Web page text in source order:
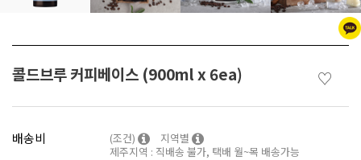
콜드브루 커피베이스 (900ml x 6ea) ♡
배송비 (조건)
지역별
제주지역 : 직배송 불가, 택배 월~목 배송가능